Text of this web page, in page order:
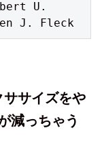
U.
J. Fleck
ササイズをや
減っちゃう